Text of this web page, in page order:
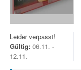
Leider verpasst!
Gültig: 06.11. -
12.11.